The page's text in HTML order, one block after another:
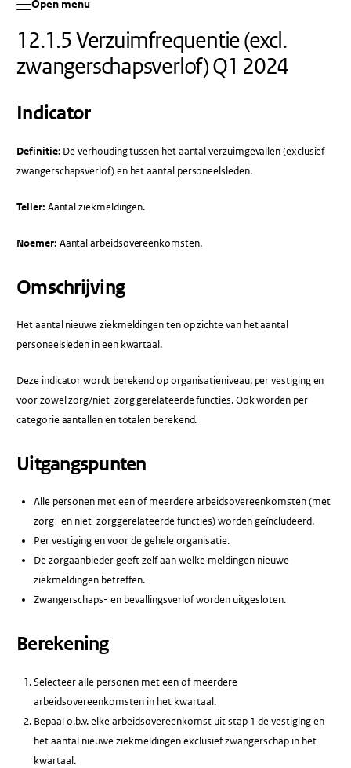
Open menu
12.1.5 Verzuimfrequentie (excl.
zwangerschapsverlof) Q1 2024
Indicator
Definitie: De verhouding tussen het aantal verzuimgevallen (exclusief
zwangerschapsverlof) en het aantal personeelsleden.
Teller: Aantal ziekmeldingen.
Noemer: Aantal arbeidsovereenkomsten.
Omschrijving
Het aantal nieuwe ziekmeldingen ten op zichte van het aantal
personeelsleden in een kwartaal.
Deze indicator wordt berekend op organisatieniveau, per vestiging en
voor zowel zorg/niet-zorg gerelateerde functies. Ook worden per
categorie aantallen en totalen berekend.
Uitgangspunten
Alle personen met een of meerdere arbeidsovereenkomsten (met
zorg- en niet-zorggerelateerde functies) worden geïncludeerd.
Per vestiging en voor de gehele organisatie.
De zorgaanbieder geeft zelf aan welke meldingen nieuwe
ziekmeldingen betreffen.
Zwangerschaps- en bevallingsverlof worden uitgesloten.
Berekening
Selecteer alle personen met een of meerdere
arbeidsovereenkomsten in het kwartaal.
Bepaal o.b.v. elke arbeidsovereenkomst uit stap 1 de vestiging en
het aantal nieuwe ziekmeldingen exclusief zwangerschap in het
kwartaal.